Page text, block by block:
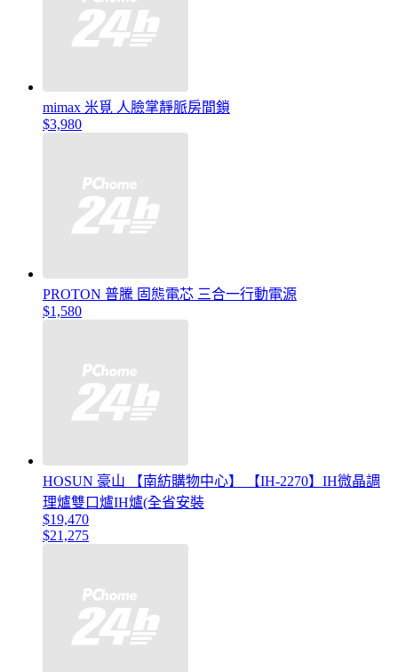
mimax 米覓 人臉掌靜脈房間鎖
$3,980
PROTON 普騰 固態電芯 三合一行動電源
$1,580
HOSUN 豪山 【南紡購物中心】 【IH-2270】IH微晶調
理爐雙口爐IH爐(全省安裝
$19,470
$21,275